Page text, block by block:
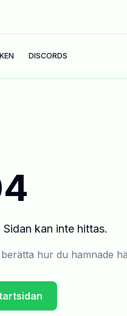
DISCORDS
kan inte hittas.
hur du hamnade